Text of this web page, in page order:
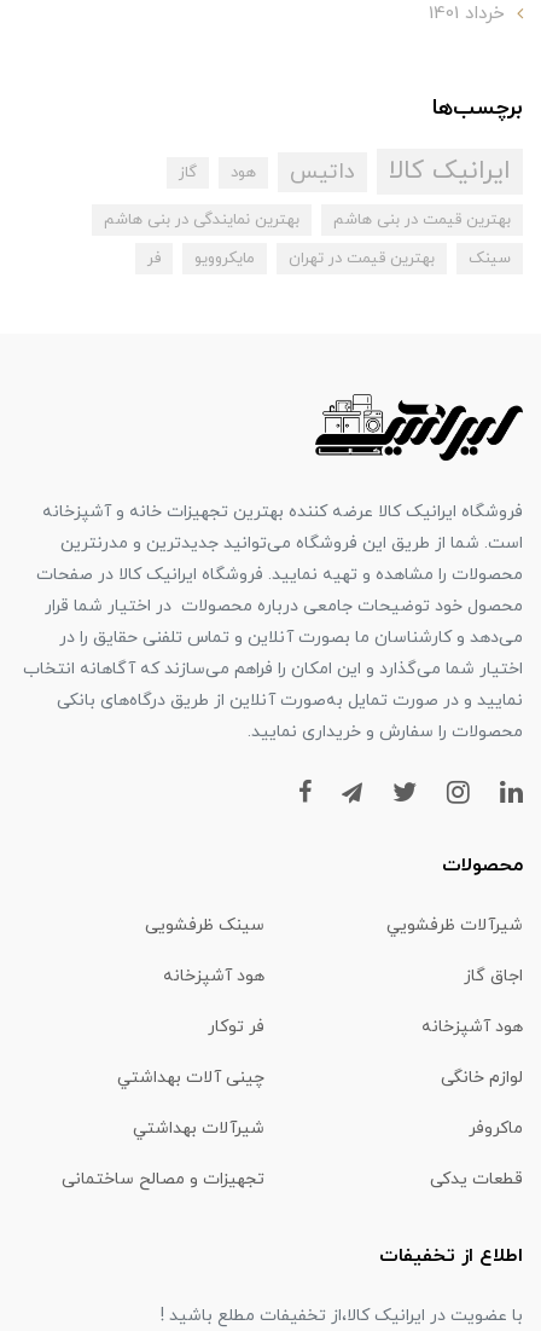
خرداد 1401
برچسب‌ها
ایرانیک کالا داتیس هود گاز
بهترین قیمت در بنی هاشم
بهترین نمایندگی در بنی هاشم
سینک
بهترین قیمت در تهران مایکروویو فر
فروشگاه ایرانیک کالا عرضه کننده بهترین تجهیزات خانه و آشپزخانه
است. شما از طریق این فروشگاه می‌توانید جدیدترین و مدرنترین
محصولات را مشاهده و تهیه نمایید. فروشگاه ایرانیک کالا در صفحات
محصول خود توضیحات جامعی درباره محصولات در اختیار شما قرار
می‌دهد و کارشناسان ما بصورت آنلاین و تماس تلفنی حقایق را در
اختیار شما می‌گذارد و این امکان را فراهم می‌سازند که آگاهانه انتخاب
نمایید و در صورت تمایل به‌صورت آنلاین از طریق درگاه‌های بانکی
محصولات را سفارش و خریداری نمایید.
محصولات
شیرآلات ظرفشويي سینک ظرفشویی
اجاق گاز هود آشپزخانه
هود آشپزخانه فر توکار
لوازم خانگی چینی آلات بهداشتي
ماكروفر شیرآلات بهداشتي
قطعات یدکی تجهیزات و مصالح ساختمانی
اطلاع از تخفیفات
با عضویت در ایرانیک کالا،از تخفیفات مطلع باشید !